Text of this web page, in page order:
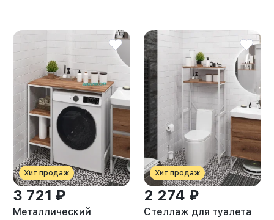
Хит продаж
3 721 ₽
Металлический
Хит продаж
2 274 ₽
Стеллаж для туалета